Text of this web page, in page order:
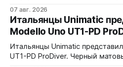
контрастирует с тёмным
керамики и титана Grade 2.
куполом, завинчивающаяся
водозащита 100 метров. Ремешки на выбор - чёрный
текстильный, чёрный
07 авг. 2026
Итальянцы Unimatic
Modello Uno UT1-PD
Итальянцы Unimatic
UT1-PD ProDiver. Черный матовый циферблат, безель с